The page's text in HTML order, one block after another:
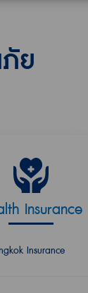
ย
Insurance
Insurance